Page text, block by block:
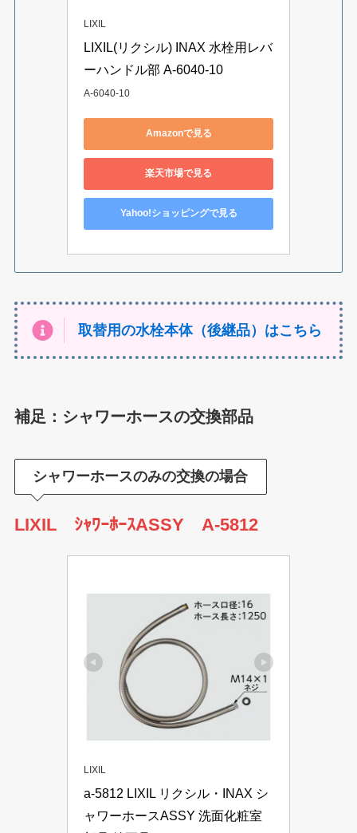
LIXIL
LIXIL(リクシル) INAX 水栓用レバ
ーハンドル部 A-6040-10
A-6040-10
Amazonで見る
楽天市場で見る
Yahoo!ショッピングで見る
取替用の水栓本体（後継品）はこちら
補足：シャワーホースの交換部品
シャワーホースのみの交換の場合
LIXIL ｼｬﾜｰﾎｰｽASSY A-5812
LIXIL
a-5812 LIXIL リクシル・INAX シ
ャワーホースASSY 洗面化粧室